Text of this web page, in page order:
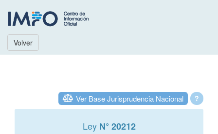
Volver
?
Ver Base Jurisprudencia Nacional
Ley N° 20212